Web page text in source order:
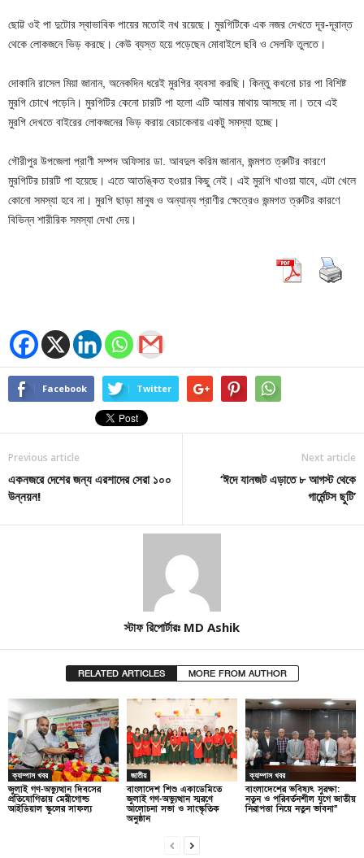
ছোট্ট ওই পা দুটোর স্বাভাবিক পায়ের মতোই নখ রয়েছে। মুরগিটিকে এক নজর দেখতে দূর-দূরান্ত
থেকে লোকজনে ভিড় করছে। কেউ ব্যস্ত হয়ে পড়েছেন মোবাইলে ছবি ও সেলফি তুলতে।
দোকানি রাসেল মিয়া জানান, অনেকদিন ধরেই মুরগির ব্যবসা করছি। কিন্তু কখনো চার পা বিশিষ্ট
মুরগি চোখে পড়েনি। মুরগিটির কেনো চারটি পা হলো এটি আমার মাথায় আসছে না। তবে এই
মুরগি দেখতে বাইরের লোকজনের ভিড় করায় বেচাকেনায় একটু সমস্যা হচ্ছে।
গৌরীপুর উপজেলা প্রাণী সম্পদ অফিসার ডা. আবদুল করিম জানান, জন্মগত ত্রুটির কারণে
মুরগিটির চারটি পা হয়েছে। এতে আতঙ্কিত হওয়ার কিছু নেই। এই মুরগি খাওয়া যাবে, এটা খেলে
কোনো সমস্যা হবে না। মুরগি ছাড়া মানুষ ও অন্যান্য প্রাণীর ক্ষেত্রেও জন্মগত ত্রুটির কারণে
বিভিন্ন শারীরিক সমস্যা দেখা দেয়।
Facebook Twitter
Previous article
একনজরে দেশের জন্য এরশাদের সেরা ১০০
উন্নয়ন!
Next article
‘ঈদে যানজট এড়াতে ৮ আগস্ট থেকে
গার্মেন্টস ছুটি’
স্টাফ রিপোর্টারঃ MD Ashik
RELATED ARTICLES MORE FROM AUTHOR
ক্যাম্পাস খবর
জুলাই গণ-অভ্যুত্থান দিবসের
প্রতিযোগিতায় মেরীগোল্ড
আইডিয়াল স্কুলের সাফল্য
জাতীয়
বাংলাদেশ শিশু একাডেমিতে
জুলাই গণ-অভ্যুত্থান স্মরণে
আলোচনা সভা ও সাংস্কৃতিক
অনুষ্ঠান
ক্যাম্পাস খবর
বাংলাদেশের ভবিষ্যৎ সুরক্ষা:
নতুন ও পরিবর্তনশীল যুগে জাতীয়
নিরাপত্তা নিয়ে নতুন ভাবনা”